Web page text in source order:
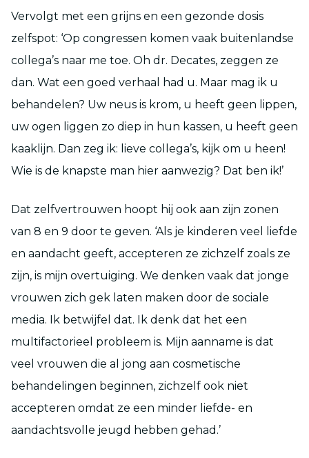
Vervolgt met een grijns en een gezonde dosis
zelfspot: ‘Op congressen komen vaak buitenlandse
collega’s naar me toe. Oh dr. Decates, zeggen ze
dan. Wat een goed verhaal had u. Maar mag ik u
behandelen? Uw neus is krom, u heeft geen lippen,
uw ogen liggen zo diep in hun kassen, u heeft geen
kaaklijn. Dan zeg ik: lieve collega’s, kijk om u heen!
Wie is de knapste man hier aanwezig? Dat ben ik!’
Dat zelfvertrouwen hoopt hij ook aan zijn zonen
van 8 en 9 door te geven. ‘Als je kinderen veel liefde
en aandacht geeft, accepteren ze zichzelf zoals ze
zijn, is mijn overtuiging. We denken vaak dat jonge
vrouwen zich gek laten maken door de sociale
media. Ik betwijfel dat. Ik denk dat het een
multifactorieel probleem is. Mijn aanname is dat
veel vrouwen die al jong aan cosmetische
behandelingen beginnen, zichzelf ook niet
accepteren omdat ze een minder liefde- en
aandachtsvolle jeugd hebben gehad.’